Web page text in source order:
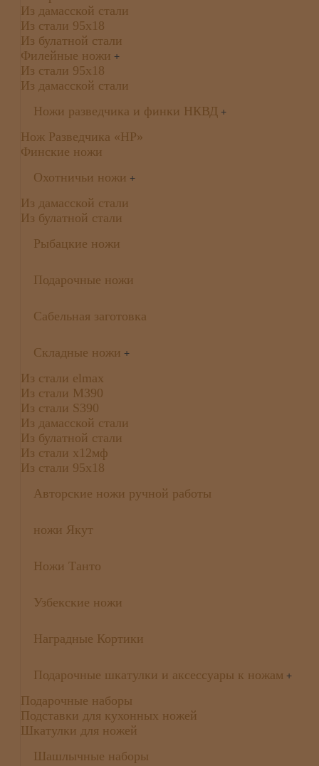
Из дамасской стали
Из стали 95х18
Из булатной стали
Филейные ножи +
Из стали 95х18
Из дамасской стали
Ножи разведчика и финки НКВД +
Нож Разведчика «НР»
Финские ножи
Охотничьи ножи +
Из дамасской стали
Из булатной стали
Рыбацкие ножи
Подарочные ножи
Сабельная заготовка
Складные ножи +
Из стали elmax
Из стали М390
Из стали S390
Из дамасской стали
Из булатной стали
Из стали х12мф
Из стали 95х18
Авторские ножи ручной работы
ножи Якут
Ножи Танто
Узбекские ножи
Наградные Кортики
Подарочные шкатулки и аксессуары к ножам +
Подарочные наборы
Подставки для кухонных ножей
Шкатулки для ножей
Шашлычные наборы